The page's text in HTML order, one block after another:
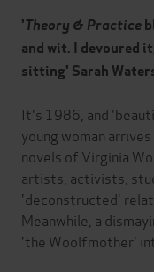
'Theory & Practice
and wit. I devoured
sitting' Sarah
It's 1986, and
young woman
novels of Virginia
artists, activists,
'deconstructed'
Meanwhile, a
'the Woolfmother'